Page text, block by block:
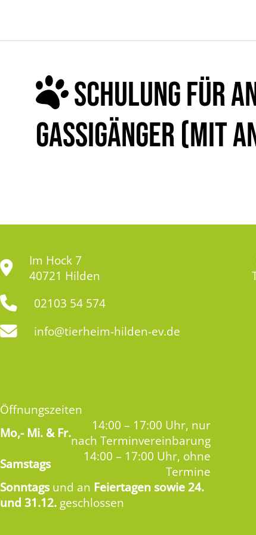
SCHULUNG FÜR
GASSIGÄNGER (MIT
Im Hock 7
40721 Hilden
02103 54 574
info@tierheim-hilden-ev.de
Öffnungszeiten
Mo,-Mi. & Fr.
14:00 – 17:00 Uhr, nur
nach Terminvereinbarung
Samstags
14:00 – 17:00 Uhr, ohne
Termine
Sonntags und an Feiertagen sowie 24.
und 31.12. geschlossen